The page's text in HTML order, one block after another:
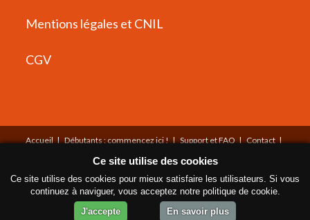
Mentions légales et CNIL
CGV
Accueil Débutants : commencez ici ! Support et FAQ
Contact
© Copyright Tous droits réservés
Propulsé par WishList Member -Logiciel d'adhésion
Ce site utilise des cookies
Ce site utilise des cookies pour mieux satisfaire les utilisateurs. Si vous
continuez à naviguer, vous acceptez notre politique de cookie.
J'accepte
En savoir plus